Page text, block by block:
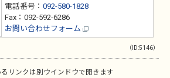
電話番号： 092-580-1828
Fax：092-592-6286
お問い合わせフォーム
（ID:5146）
リンクは別ウインドウで開きます